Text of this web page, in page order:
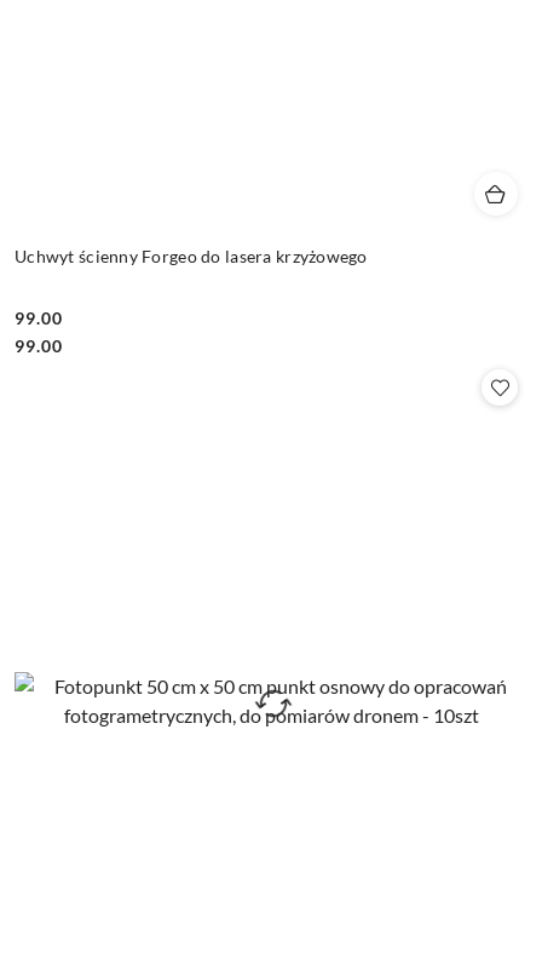
Uchwyt ścienny Forgeo do lasera krzyżowego
Cena:
99.00
Cena:
99.00